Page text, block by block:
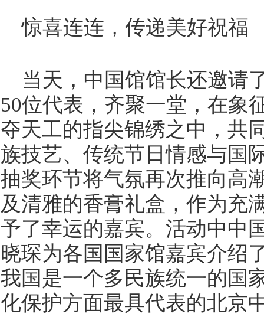
惊喜连连，传递美好祝福
当天，中国馆馆长还邀请
50位代表，齐聚一堂，在象
夺天工的指尖锦绣之中，共
族技艺、传统节日情感与国
抽奖环节将气氛再次推向高
及清雅的香膏礼盒，作为充
予了幸运的嘉宾。活动中中
晓琛为各国国家馆嘉宾介绍
我国是一个多民族统一的国
化保护方面最具代表的北京